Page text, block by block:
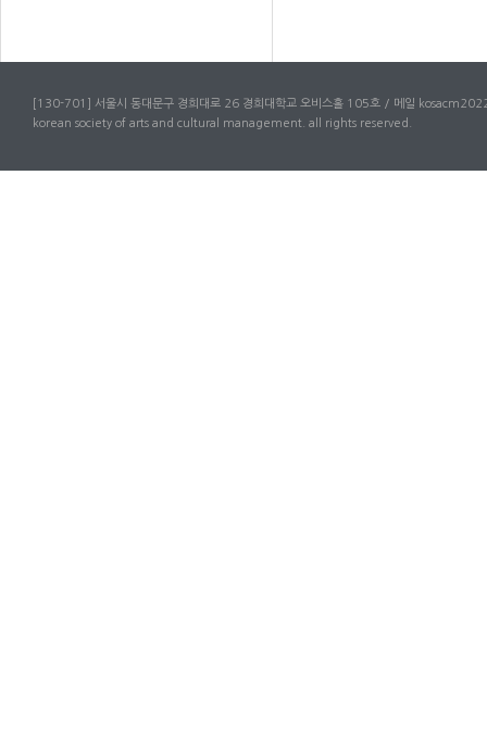
[130-701] 서울시 동대문구 경희대로 26 경희대학교 오비스홀 105호 / 메일
korean society of arts and cultural management. all rights reserved.